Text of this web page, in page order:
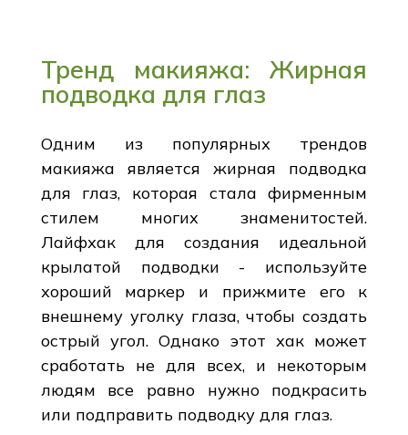
Тренд макияжа: Жирная
подводка для глаз
Одним из популярных трендов
макияжа является жирная подводка
для глаз, которая стала фирменным
стилем многих знаменитостей.
Лайфхак для создания идеальной
крылатой подводки - используйте
хороший маркер и прижмите его к
внешнему уголку глаза, чтобы создать
острый угол. Однако этот хак может
сработать не для всех, и некоторым
людям все равно нужно подкрасить
или подправить подводку для глаз.